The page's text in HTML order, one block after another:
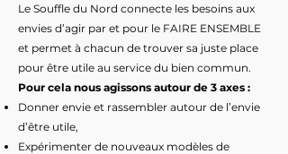
Le Souffle du Nord connecte les besoins aux
envies d’agir par et pour le FAIRE ENSEMBLE
et permet à chacun de trouver sa juste place
pour être utile au service du bien commun.
Pour cela nous agissons autour de 3 axes :
Donner envie et rassembler autour de l’envie
d’être utile,
Expérimenter de nouveaux modèles de